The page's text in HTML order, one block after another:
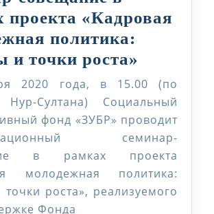
проекта «Кадровая
политика:
и точки роста»
семинар-
в
рамках
проекта
2020 года, в 15.00 (по
Султана) Социальный
фонд «ЗУБР» проводит
семинар-
в рамках проекта
молодежная политика:
роста», реализуемого
Фонда